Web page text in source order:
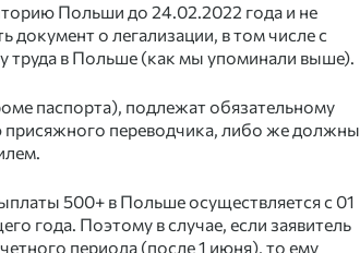
Польши до 24.02.2022 года и не
документ о легализации, в том числе с
труда в Польше (как мы упоминали выше).
паспорта), подлежат обязательному
переводчика, либо же должны
500+ в Польшеосуществляется с 01
года. Поэтому в случае, если заявитель
периода (после 1 июня), то ему